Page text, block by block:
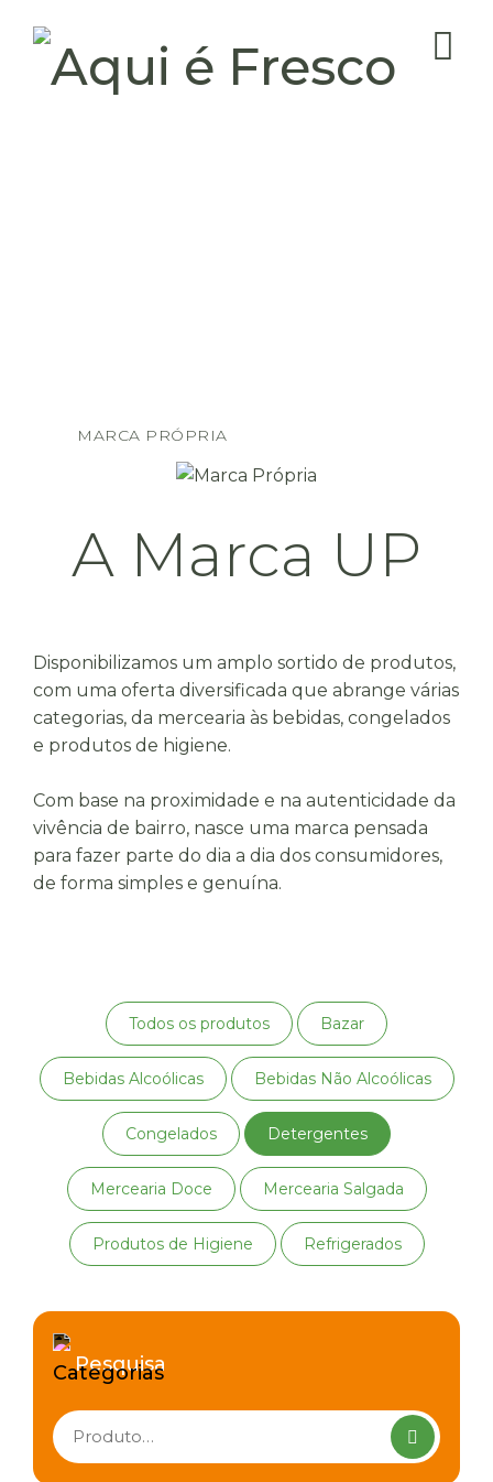
MARCA PRÓPRIA
A Marca UP
Disponibilizamos um amplo sortido de produtos,
com uma oferta diversificada que abrange várias
categorias, da mercearia às bebidas, congelados
e produtos de higiene.
Com base na proximidade e na autenticidade da
vivência de bairro, nasce uma marca pensada
para fazer parte do dia a dia dos consumidores,
de forma simples e genuína.
Todos os produtos Bazar
Bebidas Alcoólicas Bebidas Não Alcoólicas
Congelados Detergentes
Mercearia Doce Mercearia Salgada
Produtos de Higiene Refrigerados
Pesquisa
Pesquisar
produtos